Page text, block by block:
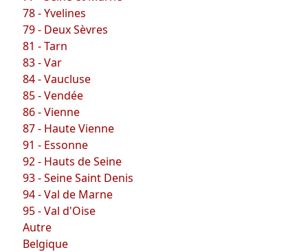
78 - Yvelines
79 - Deux Sèvres
81 - Tarn
83 - Var
84 - Vaucluse
85 - Vendée
86 - Vienne
87 - Haute Vienne
91 - Essonne
92 - Hauts de Seine
93 - Seine Saint Denis
94 - Val de Marne
95 - Val d'Oise
Autre
Belgique